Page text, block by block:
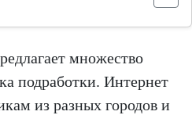
множество
подработки. Интернет
из разных городов и